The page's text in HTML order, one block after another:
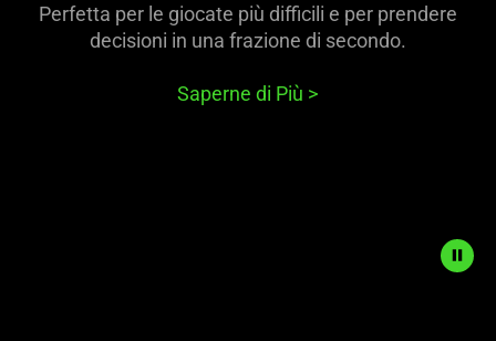
Perfetta per le giocate più difficili e per prendere
decisioni in una frazione di secondo.
Saperne di Più >